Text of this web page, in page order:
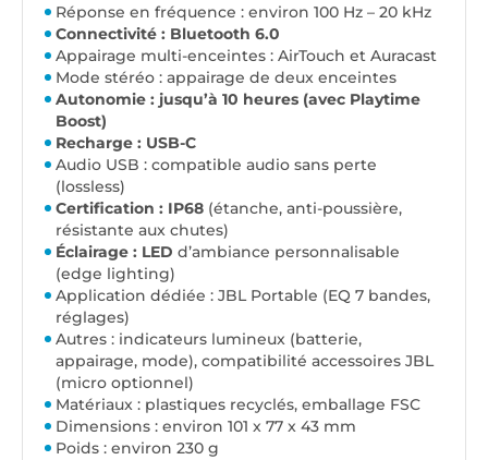
Réponse en fréquence : environ 100 Hz – 20 kHz
Connectivité : Bluetooth 6.0
Appairage multi-enceintes : AirTouch et Auracast
Mode stéréo : appairage de deux enceintes
Autonomie : jusqu’à 10 heures (avec Playtime
Boost)
Recharge : USB-C
Audio USB : compatible audio sans perte
(lossless)
Certification : IP68 (étanche, anti-poussière,
résistante aux chutes)
Éclairage : LED d’ambiance personnalisable
(edge lighting)
Application dédiée : JBL Portable (EQ 7 bandes,
réglages)
Autres : indicateurs lumineux (batterie,
appairage, mode), compatibilité accessoires JBL
(micro optionnel)
Matériaux : plastiques recyclés, emballage FSC
Dimensions : environ 101 x 77 x 43 mm
Poids : environ 230 g